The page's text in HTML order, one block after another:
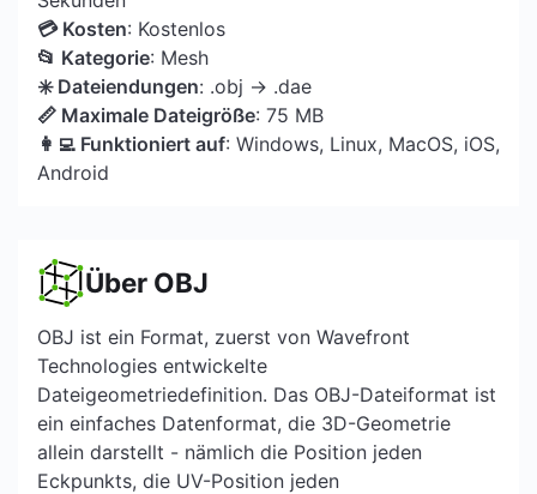
💳 Kosten: Kostenlos
📂 Kategorie: Mesh
✳️ Dateiendungen: .obj → .dae
📏 Maximale Dateigröße: 75 MB
👩‍💻 Funktioniert auf: Windows, Linux, MacOS, iOS,
Android
Über OBJ
OBJ ist ein Format, zuerst von Wavefront
Technologies entwickelte
Dateigeometriedefinition. Das OBJ-Dateiformat ist
ein einfaches Datenformat, die 3D-Geometrie
allein darstellt - nämlich die Position jeden
Eckpunkts, die UV-Position jeden